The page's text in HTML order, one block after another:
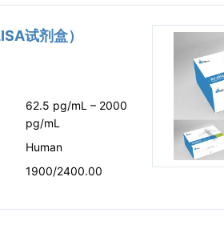
试剂盒）
62.5 pg/mL – 2000
pg/mL
Human
1900/2400.00